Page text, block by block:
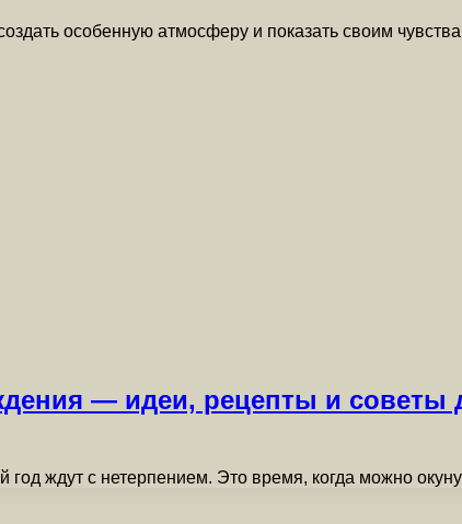
особенную атмосферу и показать своим
— идеи, рецепты и советы
ждут с нетерпением. Это время, когда можно